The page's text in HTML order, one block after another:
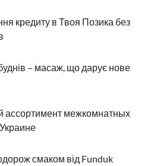
кредиту в Твоя Позика без
– масаж, що дарує нове
ассортимент межкомнатных
смаком від Funduk